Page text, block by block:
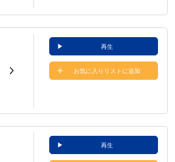
再生
お気に入りリストに追加
再生